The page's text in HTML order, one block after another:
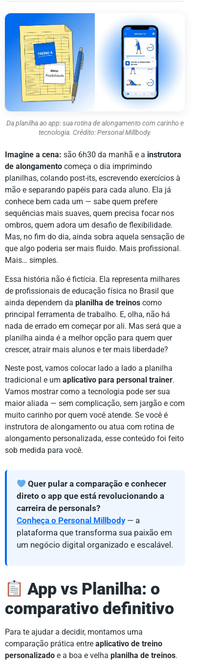
Da planilha ao app: sua rotina de alongamento com carinho e
tecnologia. Crédito: Personal Millbody.
Imagine a cena: são 6h30 da manhã e a instrutora
de alongamento começa o dia imprimindo
planilhas, colando post-its, escrevendo exercícios à
mão e separando papéis para cada aluno. Ela já
conhece bem cada um — sabe quem prefere
sequências mais suaves, quem precisa focar nos
ombros, quem adora um desafio de flexibilidade.
Mas, no fim do dia, ainda sobra aquela sensação de
que algo poderia ser mais fluido. Mais profissional.
Mais… simples.
Essa história não é fictícia. Ela representa milhares
de profissionais de educação física no Brasil que
ainda dependem da planilha de treinos como
principal ferramenta de trabalho. E, olha, não há
nada de errado em começar por ali. Mas será que a
planilha ainda é a melhor opção para quem quer
crescer, atrair mais alunos e ter mais liberdade?
Neste post, vamos colocar lado a lado a planilha
tradicional e um aplicativo para personal trainer.
Vamos mostrar como a tecnologia pode ser sua
maior aliada — sem complicação, sem jargão e com
muito carinho por quem você atende. Se você é
instrutora de alongamento ou atua com rotina de
alongamento personalizada, esse conteúdo foi feito
sob medida para você.
Quer pular a comparação e conhecer
direto o app que está revolucionando a
carreira de personals?
Conheça o Personal Millbody— a
plataforma que transforma sua paixão em
um negócio digital organizado e escalável.
App vs Planilha: o
comparativo definitivo
Para te ajudar a decidir, montamos uma
comparação prática entre aplicativo de treino
personalizado e a boa e velha planilha de treinos.